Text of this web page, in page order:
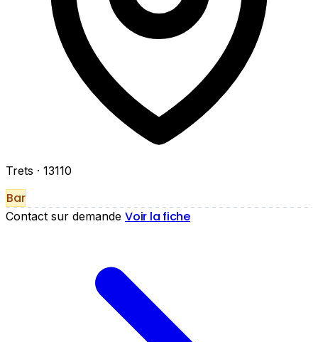
Trets · 13110
Bar
Contact sur demande Voir la fiche